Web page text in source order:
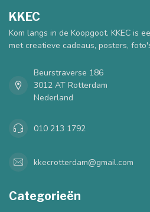
KKEC
Kom langs in de Koopgoot. KKEC is
met creatieve cadeaus, posters,
Beurstraverse 186
3012 AT Rotterdam
Nederland
010 213 1792
kkecrotterdam@gmail.com
Categorieën